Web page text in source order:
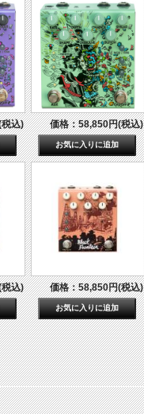
込) 価格：58,850円(税込)
込) 価格：58,850円(税込)